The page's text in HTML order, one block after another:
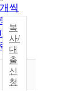
씩
개씩
복
사/
대
출
신
청